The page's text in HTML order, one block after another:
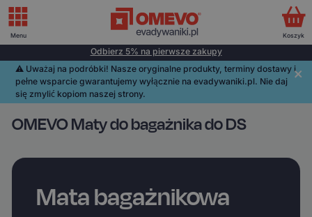
Odbierz 5% na pierwsze zakupy
⚠️️ Uważaj na podróbki! Nasze oryginalne produkty, terminy dostawy i
pełne wsparcie gwarantujemy wyłącznie na evadywaniki.pl. Nie daj
się zmylić kopiom naszej strony.
OMEVO Maty do bagażnika do DS
Mata bagażnikowa
Menu Koszyk